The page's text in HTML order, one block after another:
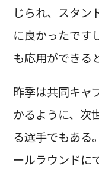
じられ、スタン
に良かったです
も応用ができる
昨季は共同キャ
かるように、次
る選手でもある
ールラウンドに